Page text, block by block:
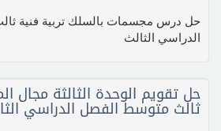
حل درس مجسمات بالسلك تربية فنية
الدراسي الثالث
حل تقويم الوحدة الثالثة مجال
ثالث متوسط الفصل الدراسي